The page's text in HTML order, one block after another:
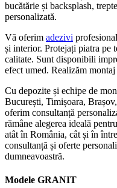
bucătărie și backsplash,
personalizată.
Vă oferim adezivi
și interior. Protejați piatra pe
calitate. Sunt disponibili
efect umed. Realizăm
Cu depozite și echipe de
București, Timișoara, Brașov,
oferim consultanță
rămâne alegerea ideală
atât în România, cât și în
consultanță și oferte
dumneavoastră.
Modele GRANIT